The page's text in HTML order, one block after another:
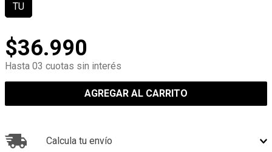
TU
$36.990
Hasta 03 cuotas sin interés
AGREGAR AL CARRITO
Calcula tu envío